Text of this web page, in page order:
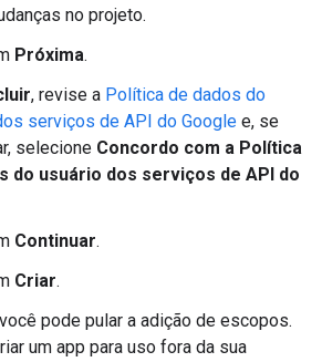
no projeto.
Próxima.
, revise a Política de dados do
serviços de API do Google e, se
selecione Concordo com a Política
do usuário dos serviços de API do
Continuar.
Criar.
pode pular a adição de escopos.
um app para uso fora da sua